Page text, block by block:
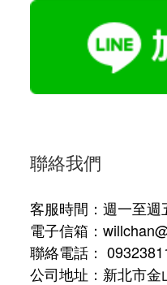
聯絡我們
客服時間：週一至
電子信箱：
聯絡電話：
公司地址：新北市